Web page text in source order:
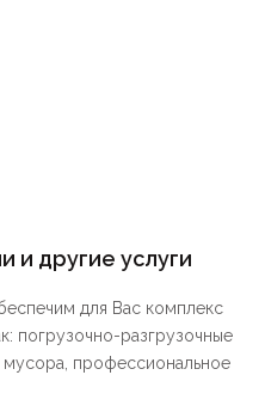
и другие услуги
для Вас комплекс
погрузочно-разгрузочные
профессиональное